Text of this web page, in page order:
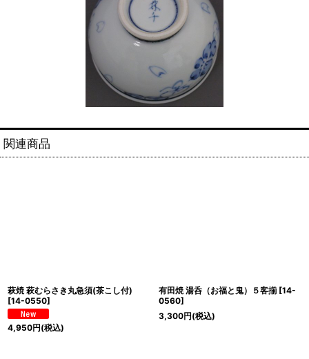
関連商品
萩焼 萩むらさき丸急須(茶こし付)
[14-0550]
4,950円(税込)
有田焼 湯呑（お福と鬼）５客揃 [14-
0560]
3,300円(税込)